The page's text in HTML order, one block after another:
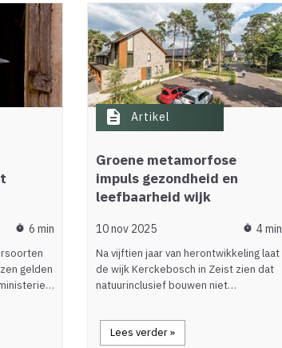
timer 6 min
gelden
description Artikel
Groene metamorfose
impuls gezondheid en
leefbaarheid wijk
10 nov 2025 timer 4 min
Na vijftien jaar van herontwikkeling laat
de wijk Kerckebosch in Zeist zien dat
natuurinclusief bouwen niet…
Lees verder »